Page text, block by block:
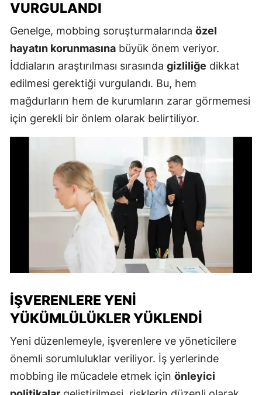
VURGULANDI
Genelge, mobbing soruşturmalarında özel
hayatın korunmasına büyük önem veriyor.
İddiaların araştırılması sırasında gizliliğe dikkat
edilmesi gerektiği vurgulandı. Bu, hem
mağdurların hem de kurumların zarar görmemesi
için gerekli bir önlem olarak belirtiliyor.
İŞVERENLERE YENI
YÜKÜMLÜLÜKLER YÜKLENDI
Yeni düzenlemeyle, işverenlere ve yöneticilere
önemli sorumluluklar veriliyor. İş yerlerinde
mobbing ile mücadele etmek için önleyici